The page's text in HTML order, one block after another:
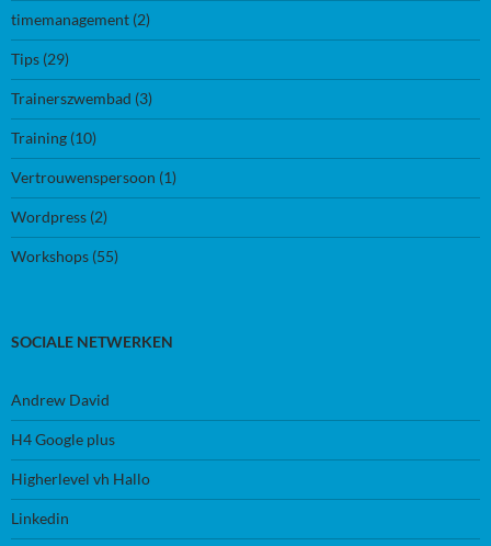
timemanagement (2)
Tips (29)
Trainerszwembad (3)
Training (10)
Vertrouwenspersoon (1)
Wordpress (2)
Workshops (55)
SOCIALE NETWERKEN
Andrew David
H4 Google plus
Higherlevel vh Hallo
Linkedin